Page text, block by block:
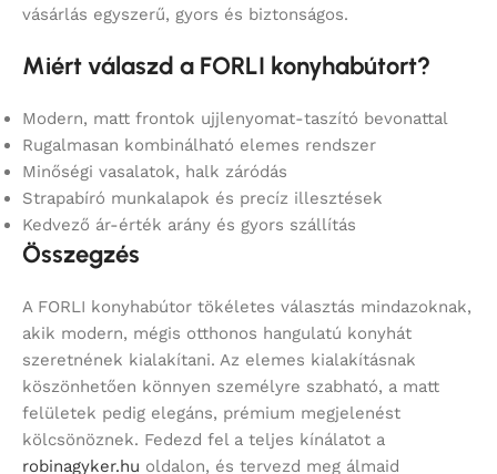
vásárlás egyszerű, gyors és biztonságos.
Miért válaszd a FORLI konyhabútort?
Modern, matt frontok ujjlenyomat-taszító bevonattal
Rugalmasan kombinálható elemes rendszer
Minőségi vasalatok, halk záródás
Strapabíró munkalapok és precíz illesztések
Kedvező ár-érték arány és gyors szállítás
Összegzés
A FORLI konyhabútor tökéletes választás mindazoknak,
akik modern, mégis otthonos hangulatú konyhát
szeretnének kialakítani. Az elemes kialakításnak
köszönhetően könnyen személyre szabható, a matt
felületek pedig elegáns, prémium megjelenést
kölcsönöznek. Fedezd fel a teljes kínálatot a
robinagyker.hu oldalon, és tervezd meg álmaid